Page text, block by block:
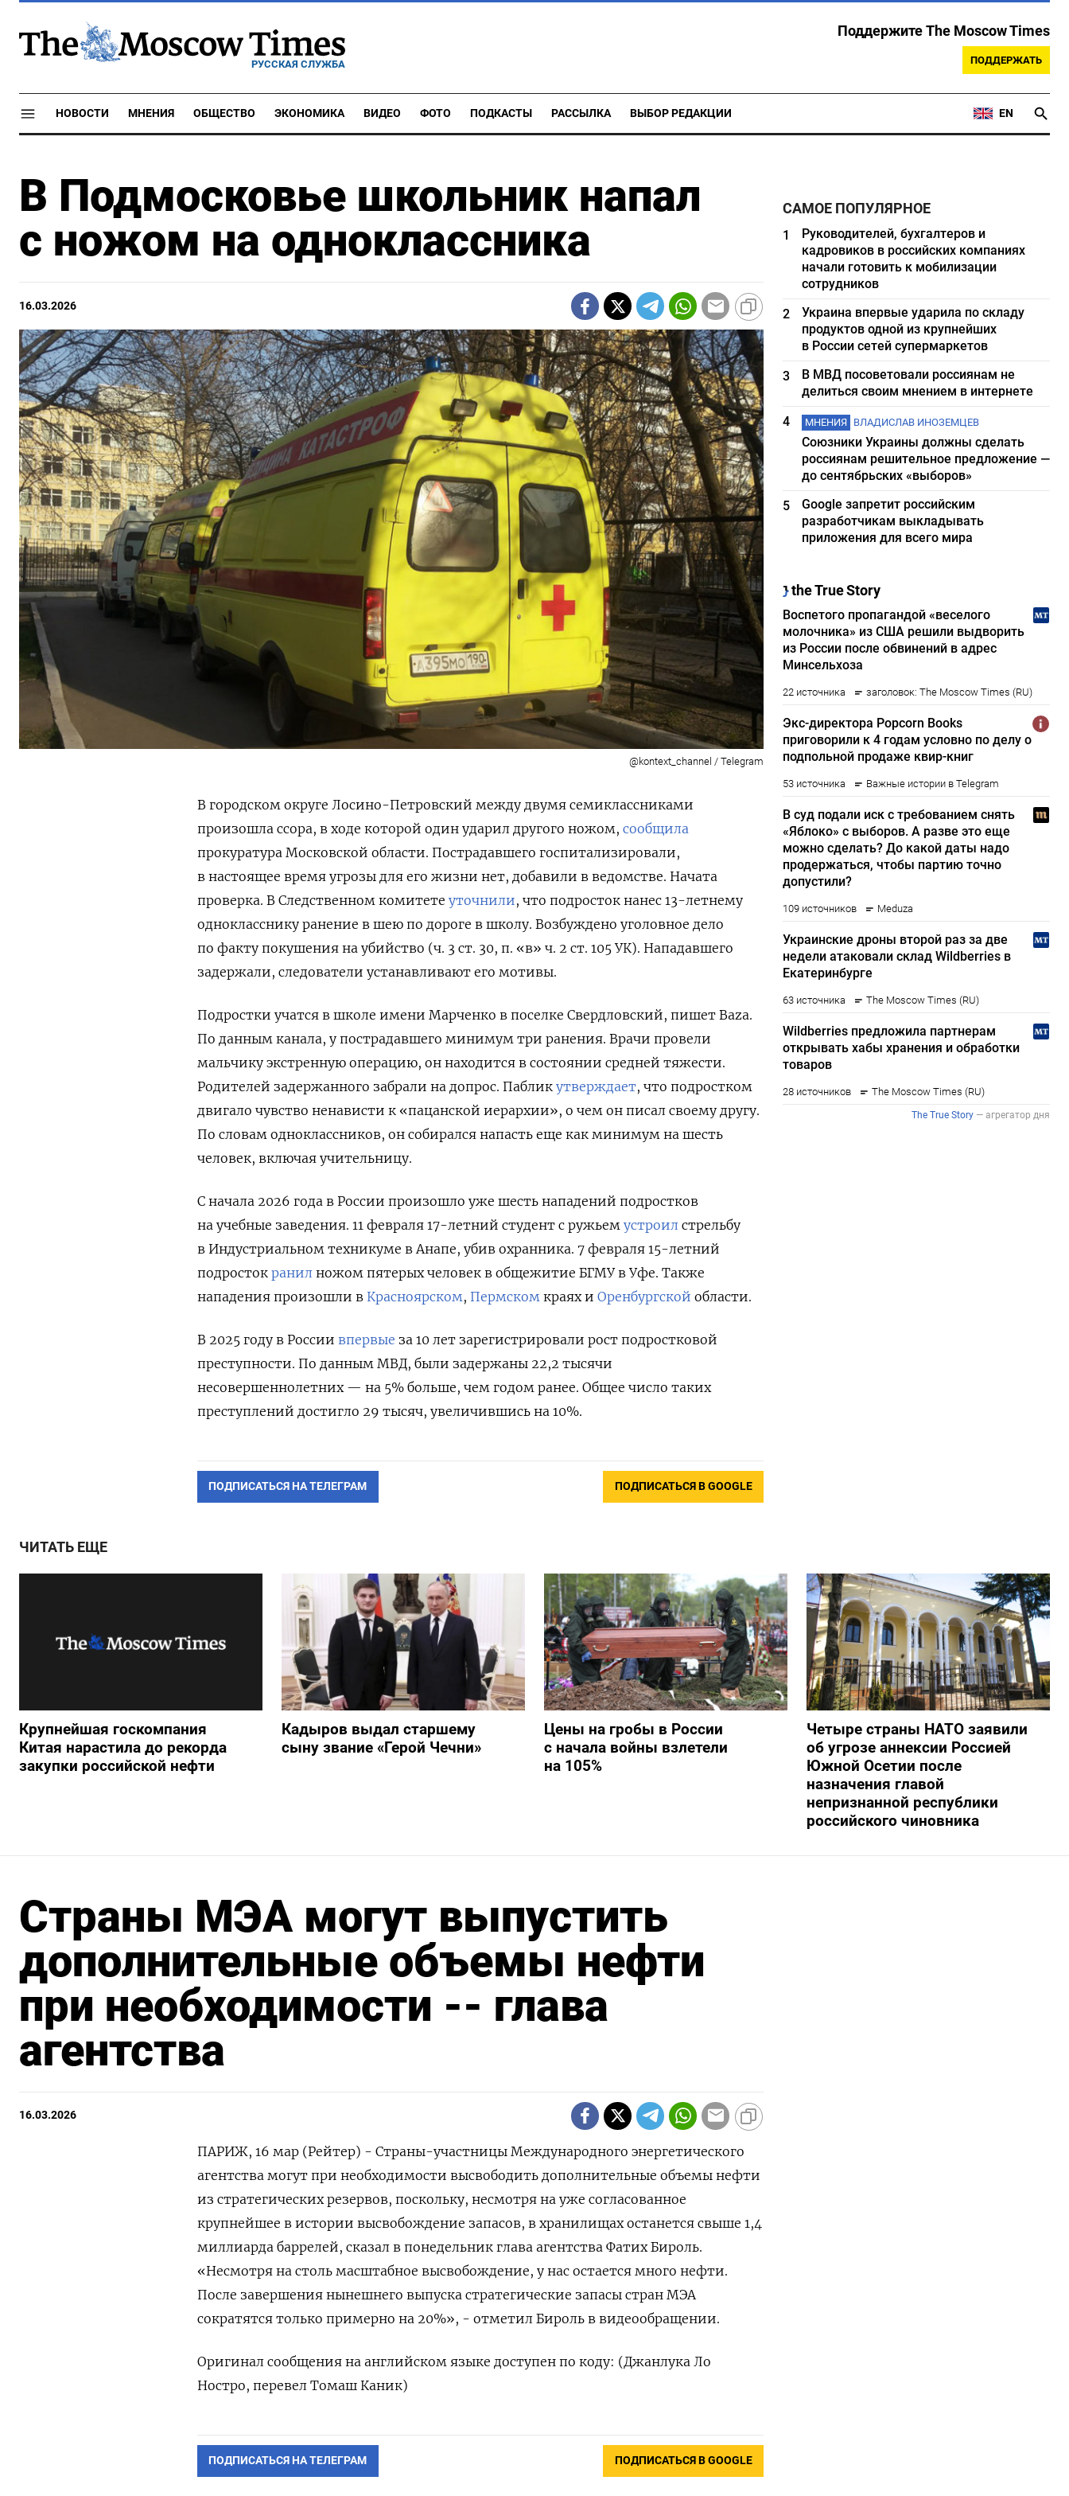
РУССКАЯ СЛУЖБА
Поддержите The Moscow Times
ПОДДЕРЖАТЬ
НОВОСТИ МНЕНИЯ ОБЩЕСТВО ЭКОНОМИКА ВИДЕО ФОТО ПОДКАСТЫ РАССЫЛКА ВЫБОР РЕДАКЦИИ EN
В Подмосковье школьник напал
с ножом на одноклассника
16.03.2026
@kontext_channel / Telegram
В городском округе Лосино-Петровский между двумя семиклассниками
произошла ссора, в ходе которой один ударил другого ножом, сообщила
прокуратура Московской области. Пострадавшего госпитализировали,
в настоящее время угрозы для его жизни нет, добавили в ведомстве. Начата
проверка. В Следственном комитете уточнили, что подросток нанес 13-летнему
однокласснику ранение в шею по дороге в школу. Возбуждено уголовное дело
по факту покушения на убийство (ч. 3 ст. 30, п. «в» ч. 2 ст. 105 УК). Нападавшего
задержали, следователи устанавливают его мотивы.
Подростки учатся в школе имени Марченко в поселке Свердловский, пишет Baza.
По данным канала, у пострадавшего минимум три ранения. Врачи провели
мальчику экстренную операцию, он находится в состоянии средней тяжести.
Родителей задержанного забрали на допрос. Паблик утверждает, что подростком
двигало чувство ненависти к «пацанской иерархии», о чем он писал своему другу.
По словам одноклассников, он собирался напасть еще как минимум на шесть
человек, включая учительницу.
С начала 2026 года в России произошло уже шесть нападений подростков
на учебные заведения. 11 февраля 17-летний студент с ружьем устроил стрельбу
в Индустриальном техникуме в Анапе, убив охранника. 7 февраля 15-летний
подросток ранил ножом пятерых человек в общежитие БГМУ в Уфе. Также
нападения произошли в Красноярском, Пермском краях и Оренбургской области.
В 2025 году в России впервые за 10 лет зарегистрировали рост подростковой
преступности. По данным МВД, были задержаны 22,2 тысячи
несовершеннолетних — на 5% больше, чем годом ранее. Общее число таких
преступлений достигло 29 тысяч, увеличившись на 10%.
ПОДПИСАТЬСЯ НА ТЕЛЕГРАМ ПОДПИСАТЬСЯ В GOOGLE
САМОЕ ПОПУЛЯРНОЕ
1
Руководителей, бухгалтеров и
кадровиков в российских компаниях
начали готовить к мобилизации
сотрудников
2
Украина впервые ударила по складу
продуктов одной из крупнейших
в России сетей супермаркетов
3
В МВД посоветовали россиянам не
делиться своим мнением в интернете
4
МНЕНИЯ ВЛАДИСЛАВ ИНОЗЕМЦЕВ
Союзники Украины должны сделать
россиянам решительное предложение —
до сентябрьских «выборов»
5
Google запретит российским
разработчикам выкладывать
приложения для всего мира
ЧИТАТЬ ЕЩЕ
Крупнейшая госкомпания
Китая нарастила до рекорда
закупки российской нефти
Кадыров выдал старшему
сыну звание «Герой Чечни»
Цены на гробы в России
с начала войны взлетели
на 105%
Четыре страны НАТО заявили
об угрозе аннексии Россией
Южной Осетии после
назначения главой
непризнанной республики
российского чиновника
Страны МЭА могут выпустить
дополнительные объемы нефти
при необходимости -- глава
агентства
16.03.2026
ПАРИЖ, 16 мар (Рейтер) - Страны-участницы Международного энергетического
агентства могут ‌при необходимости высвободить дополнительные объемы нефти
из ​стратегических резервов, поскольку, ​несмотря ​на уже ⁠согласованное
‌крупнейшее в ‌истории высвобождение запасов, в хранилищах ​останется свыше ‌1,4
миллиарда баррелей, сказал ​в понедельник глава ‌агентства Фатих Бироль.
«Несмотря на столь масштабное ​высвобождение, ​у ‌нас остается много нефти. ​
После завершения нынешнего выпуска стратегические запасы стран МЭА
сократятся только примерно на 20%», - ​отметил Бироль ⁠в видеообращении.
Оригинал сообщения на ‌английском языке ‌доступен по коду: (Джанлука Ло ​
Ностро, перевел ‌Томаш Каник)
ПОДПИСАТЬСЯ НА ТЕЛЕГРАМ ПОДПИСАТЬСЯ В GOOGLE